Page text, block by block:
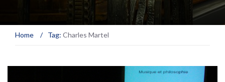
Home / Tag: Charles Martel